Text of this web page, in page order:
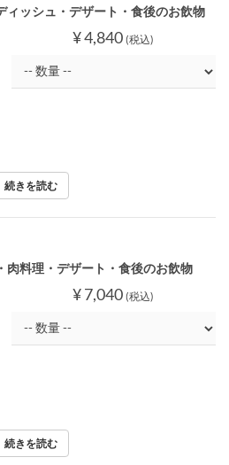
ィッシュ・デザート・食後のお飲物
¥ 4,840 (税込)
続きを読む
肉料理・デザート・食後のお飲物
¥ 7,040 (税込)
続きを読む